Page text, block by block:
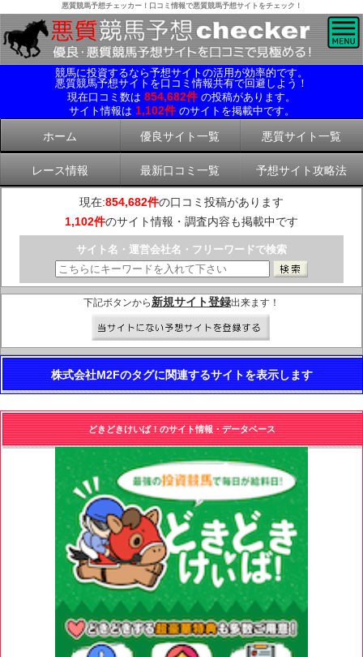
悪質競馬予想チェッカー！口コミ情報で悪質競馬予想サイトをチェック！
競馬に投資するなら予想サイトの活用が効率的です。
悪質競馬予想サイトを口コミ情報共有で回避しよう！
現在口コミ数は 854,682件 の投稿があります。
サイト情報は 1,102件 のサイトを掲載中です。
ホーム 優良サイト一覧 悪質サイト一覧
レース情報 最新口コミ一覧 予想サイト攻略法
現在:854,682件の口コミ投稿があります
1,102件のサイト情報・調査内容も掲載中です
サイト名・運営会社名・フリーワードで検索
下記ボタンから 新規サイト登録出来ます！
株式会社M2Fのタグに関連するサイトを表示します
どきどきけいば！のサイト情報・データベース